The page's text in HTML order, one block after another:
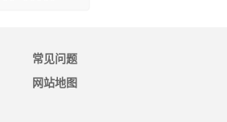
常见问题
网站地图